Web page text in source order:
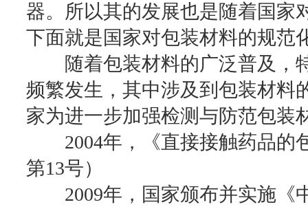
器。所以其的发展也是随着国家
下面就是国家对包装材料的规范
随着包装材料的广泛普及，
频繁发生，其中涉及到包装材料
家为进一步加强检测与防范包装
2004年，《直接接触药品的
第13号）
2009年，国家颁布并实施《